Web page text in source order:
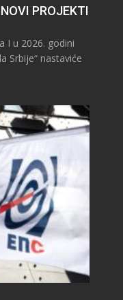
PROJEKTI
I u 2026. godini
Srbije“ nastaviće